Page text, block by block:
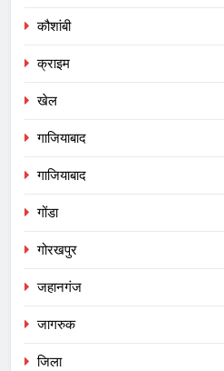
कौशांबी
क्राइम
खेल
गाजियाबाद
गाजियाबाद
गोंडा
गोरखपुर
जहानगंज
जागरुक
जिला